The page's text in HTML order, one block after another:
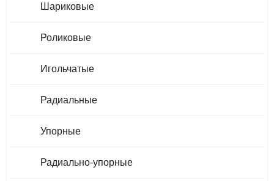
Шариковые
Роликовые
Игольчатые
Радиальные
Упорные
Радиально-упорные